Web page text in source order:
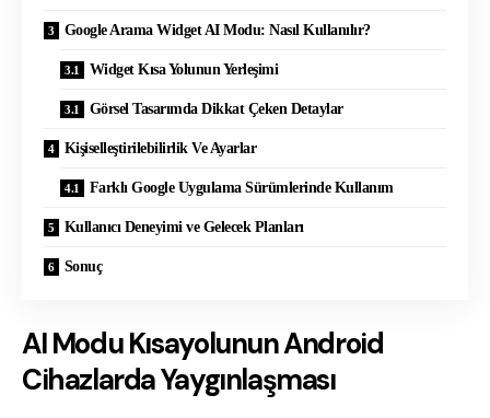
Google Arama Widget AI Modu: Nasıl Kullanılır?
Widget Kısa Yolunun Yerleşimi
Görsel Tasarımda Dikkat Çeken Detaylar
Kişiselleştirilebilirlik Ve Ayarlar
Farklı Google Uygulama Sürümlerinde Kullanım
Kullanıcı Deneyimi ve Gelecek Planları
Sonuç
AI Modu Kısayolunun Android
Cihazlarda Yaygınlaşması